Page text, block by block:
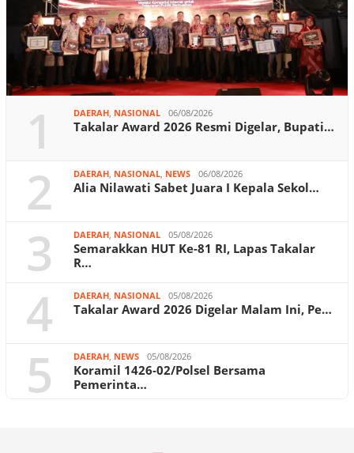
1 DAERAH, NASIONAL 06/08/2026
Takalar Award 2026 Resmi Digelar, Bupati…
2 DAERAH, NASIONAL, NEWS 06/08/2026
Alia Nilawati Sabet Juara I Kepala Sekol…
3 DAERAH, NASIONAL 05/08/2026
Semarakkan HUT Ke-81 RI, Lapas Takalar
R…
4 DAERAH, NASIONAL 05/08/2026
Takalar Award 2026 Digelar Malam Ini, Pe…
5 DAERAH, NEWS 05/08/2026
Koramil 1426-02/Polsel Bersama
Pemerinta…